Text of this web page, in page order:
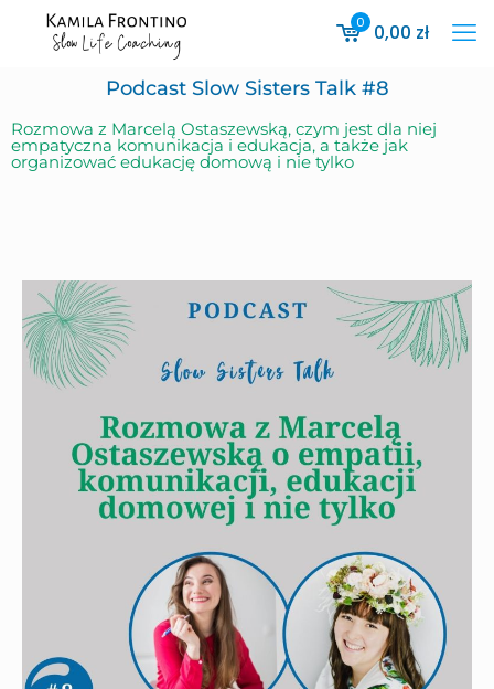
0 0,00 zł
Podcast Slow Sisters Talk #8
Rozmowa z Marcelą Ostaszewską, czym jest dla niej
empatyczna komunikacja i edukacja, a także jak
organizować edukację domową i nie tylko